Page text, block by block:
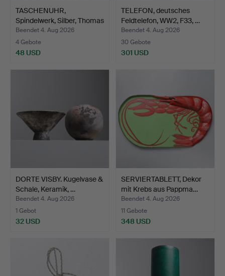
TASCHENUHR,
Spindelwerk, Silber, Thomas
Wh…
Beendet 4. Aug 2026
4 Gebote
48 USD
TELEFON, deutsches
Feldtelefon, WW2, F33, …
Beendet 4. Aug 2026
30 Gebote
301 USD
DORTE VISBY. Kugelvase &
Schale, Keramik, …
Beendet 4. Aug 2026
1 Gebot
32 USD
SERVIERTABLETT, Dekor
mit Krebs aus Pappma…
Beendet 4. Aug 2026
11 Gebote
348 USD